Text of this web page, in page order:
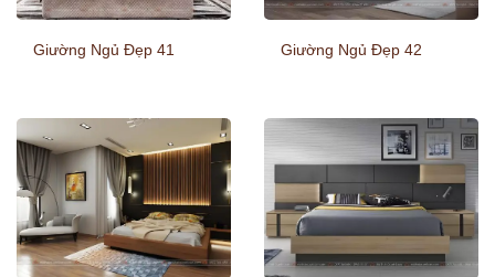
Giường Ngủ Đẹp 41 Giường Ngủ Đẹp 42